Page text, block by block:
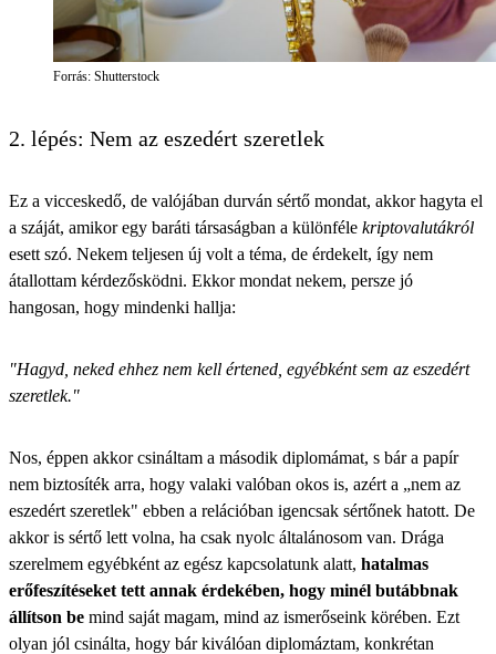
Forrás: Shutterstock
2. lépés: Nem az eszedért szeretlek
Ez a vicceskedő, de valójában durván sértő mondat, akkor hagyta el
a száját, amikor egy baráti társaságban a különféle kriptovalutákról
esett szó. Nekem teljesen új volt a téma, de érdekelt, így nem
átallottam kérdezősködni. Ekkor mondat nekem, persze jó
hangosan, hogy mindenki hallja:
"Hagyd, neked ehhez nem kell értened, egyébként sem az eszedért
szeretlek."
Nos, éppen akkor csináltam a második diplomámat, s bár a papír
nem biztosíték arra, hogy valaki valóban okos is, azért a „nem az
eszedért szeretlek" ebben a relációban igencsak sértőnek hatott. De
akkor is sértő lett volna, ha csak nyolc általánosom van. Drága
szerelmem egyébként az egész kapcsolatunk alatt, hatalmas
erőfeszítéseket tett annak érdekében, hogy minél butábbnak
állítson be mind saját magam, mind az ismerőseink körében. Ezt
olyan jól csinálta, hogy bár kiválóan diplomáztam, konkrétan